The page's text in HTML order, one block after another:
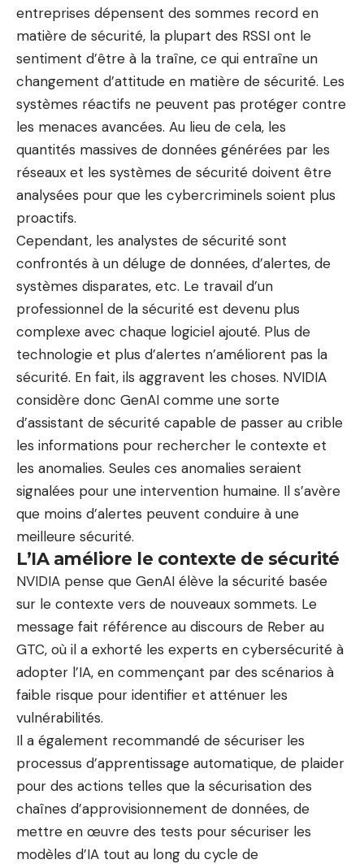
entreprises dépensent des sommes record en
matière de sécurité, la plupart des RSSI ont le
sentiment d’être à la traîne, ce qui entraîne un
changement d’attitude en matière de sécurité. Les
systèmes réactifs ne peuvent pas protéger contre
les menaces avancées. Au lieu de cela, les
quantités massives de données générées par les
réseaux et les systèmes de sécurité doivent être
analysées pour que les cybercriminels soient plus
proactifs.
Cependant, les analystes de sécurité sont
confrontés à un déluge de données, d’alertes, de
systèmes disparates, etc. Le travail d’un
professionnel de la sécurité est devenu plus
complexe avec chaque logiciel ajouté. Plus de
technologie et plus d’alertes n’améliorent pas la
sécurité. En fait, ils aggravent les choses. NVIDIA
considère donc GenAI comme une sorte
d’assistant de sécurité capable de passer au crible
les informations pour rechercher le contexte et
les anomalies. Seules ces anomalies seraient
signalées pour une intervention humaine. Il s’avère
que moins d’alertes peuvent conduire à une
meilleure sécurité.
L’IA améliore le contexte de sécurité
NVIDIA pense que GenAI élève la sécurité basée
sur le contexte vers de nouveaux sommets. Le
message fait référence au discours de Reber au
GTC, où il a exhorté les experts en cybersécurité à
adopter l’IA, en commençant par des scénarios à
faible risque pour identifier et atténuer les
vulnérabilités.
Il a également recommandé de sécuriser les
processus d’apprentissage automatique, de plaider
pour des actions telles que la sécurisation des
chaînes d’approvisionnement de données, de
mettre en œuvre des tests pour sécuriser les
modèles d’IA tout au long du cycle de